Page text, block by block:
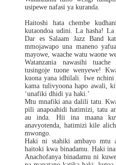
usipewe nafasi ya kuranda.
Haitoshi hata chembe
kutaondoa udini. La hasha!
Dar es Salaam Jazz Band
mmojawapo una maneno
mayowe, waache watu waone
Watanzania nawasihi
tusingoje tuone wenyewe!
kuona yana idhilali. Iwe nchini
kama tulivyoona hapo awali,
‘unafiki dhidi ya haki.’
Mtu mnafiki ana dalili tatu.
pili anapoahidi hatimizi, tatu
au inda. Hii ina maana
anavyotenda, hatimizi kile
mwongo.
Haki ni stahiki ambayo mtu
haitoki kwa binadamu. Haki
Anachofanya binadamu ni